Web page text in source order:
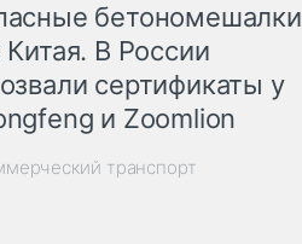
бетономешалки
Китая. В России
сертификаты у
и Zoomlion
транспорт